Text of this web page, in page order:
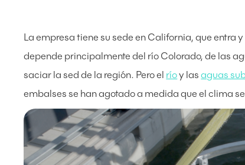
La empresa tiene su sede en California, que entra
depende principalmente del río Colorado, de las
saciar la sed de la región. Pero el ríoy lasaguas
embalses se han agotado a medida que el clima